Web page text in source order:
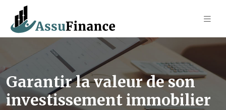
Garantir la valeur de son
investissement immobilier